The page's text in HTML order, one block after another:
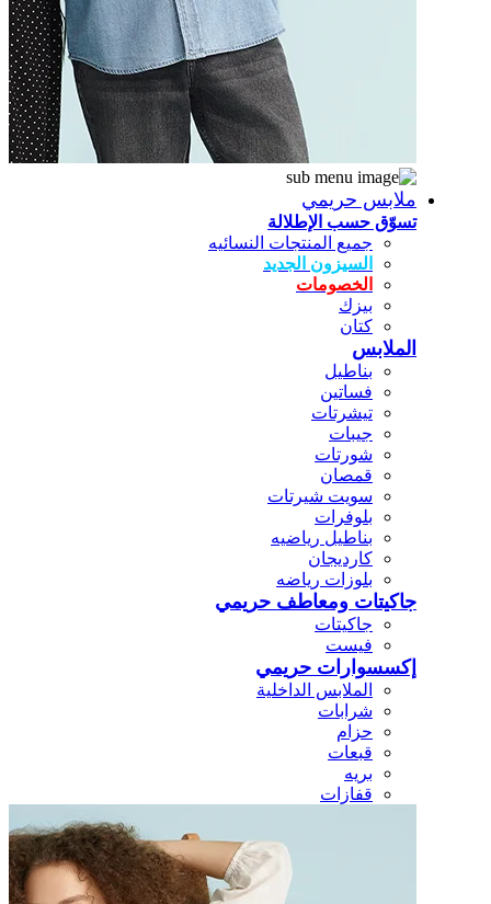
ملابس حريمي
تسوّق حسب الإطلالة
جميع المنتجات النسائيه
السيزون الجديد
الخصومات
بيزك
كتان
الملابس
بناطيل
فساتين
تيشرتات
جيبات
شورتات
قمصان
سويت شيرتات
بلوفرات
بناطيل رياضيه
كارديجان
بلوزات رياضه
جاكيتات ومعاطف حريمي
جاكيتات
فيست
إكسسوارات حريمي
الملابس الداخلية
شرابات
حزام
قبعات
بريه
قفازات